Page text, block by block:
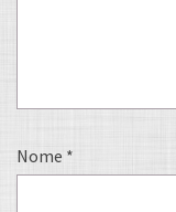
Nome *